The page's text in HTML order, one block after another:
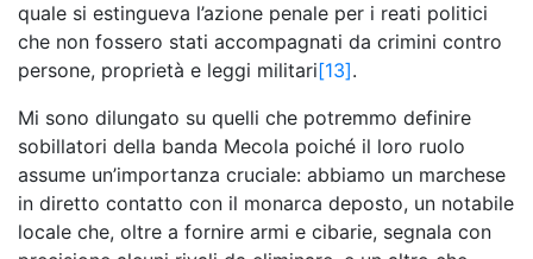
quale si estingueva l’azione penale per i reati politici
che non fossero stati accompagnati da crimini contro
persone, proprietà e leggi militari[13].
Mi sono dilungato su quelli che potremmo definire
sobillatori della banda Mecola poiché il loro ruolo
assume un’importanza cruciale: abbiamo un marchese
in diretto contatto con il monarca deposto, un notabile
locale che, oltre a fornire armi e cibarie, segnala con